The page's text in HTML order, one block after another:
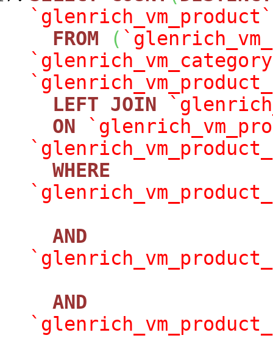
`glenrich_vm_product`
FROM
(
LEFT JOIN
ON
WHERE
AND
AND